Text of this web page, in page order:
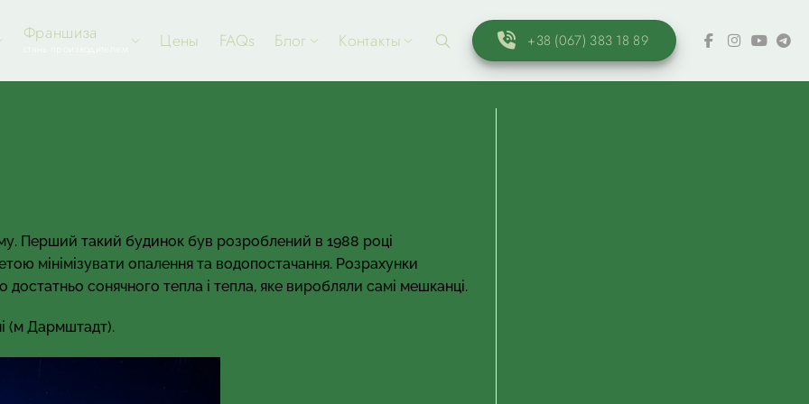
Франшиза Цены FAQs Блог Контакты +38 (067) 383 18 89
Перший такий будинок був розроблений в 1988 році
мінімізувати опалення та водопостачання. Розрахунки
сонячного тепла і тепла, яке виробляли самі мешканці.
(м Дармштадт).